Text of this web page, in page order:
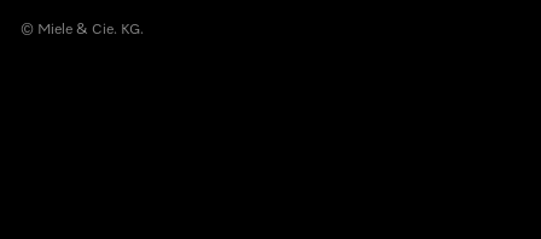
© Miele & Cie. KG.